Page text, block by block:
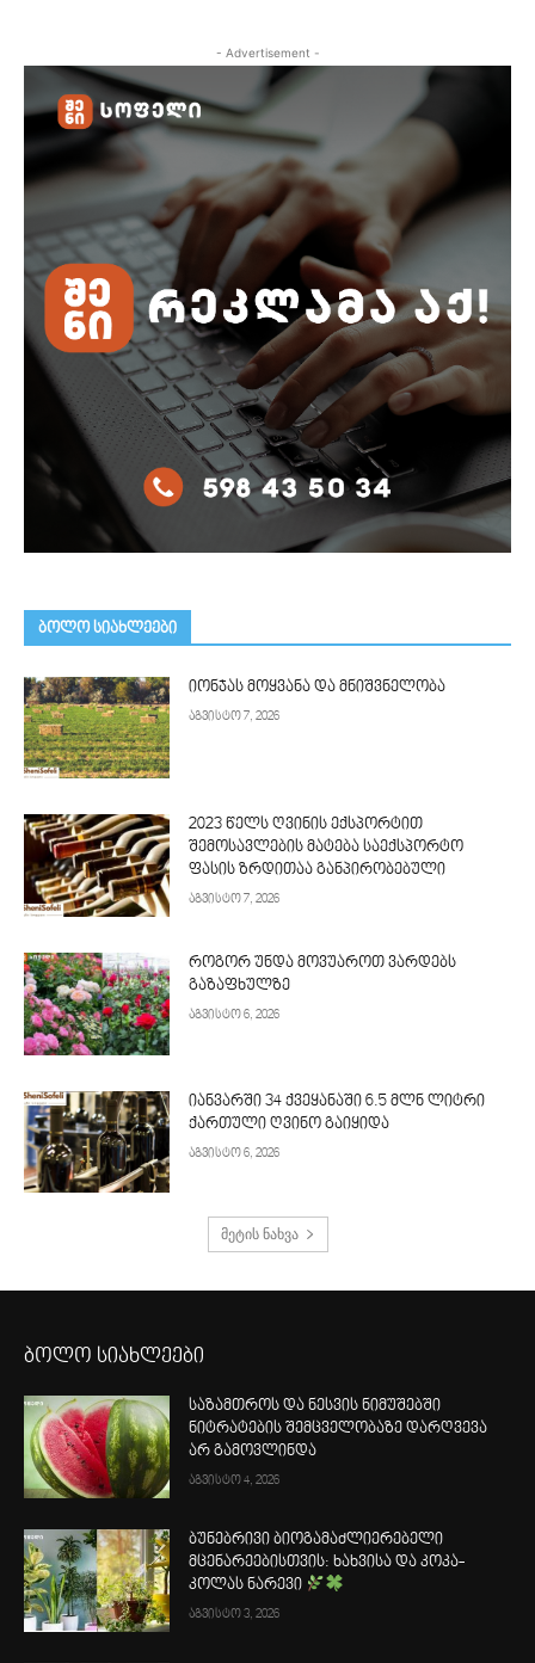
- Advertisement -
ᲑᲝᲚᲝ ᲡᲘᲐᲮᲚᲔᲔᲑᲘ
იონჯას მოყვანა და მნიშვნელობა
აგვისტო 7, 2026
2023 წელს ღვინის ექსპორტით
შემოსავლების მატება საექსპორტო
ფასის ზრდითაა განპირობებული
აგვისტო 7, 2026
როგორ უნდა მოვუაროთ ვარდებს
გაზაფხულზე
აგვისტო 6, 2026
იანვარში 34 ქვეყანაში 6.5 მლნ ლიტრი
ქართული ღვინო გაიყიდა
აგვისტო 6, 2026
მეტის ნახვა
ბოლო სიახლეები
საზამთროს და ნესვის ნიმუშებში
ნიტრატების შემცველობაზე დარღვევა
არ გამოვლინდა
აგვისტო 4, 2026
ბუნებრივი ბიოგამაძლიერებელი
მცენარეებისთვის: ხახვისა და კოკა-
კოლას ნარევი
აგვისტო 3, 2026